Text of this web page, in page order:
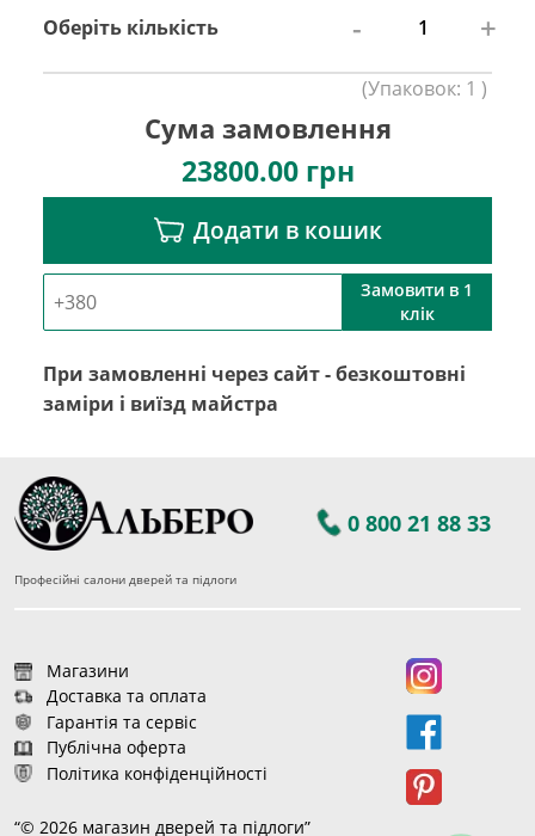
Оберіть кількість - +
(Упаковок: 1 )
Сума замовлення
23800.00грн
Додати в кошик
Замовити в 1
клік
При замовленні через сайт - безкоштовні
заміри і виїзд майстра
0 800 21 88 33
Професійні салони дверей та підлоги
Магазини
Доставка та оплата
Гарантія та сервіс
Публічна оферта
Політика конфіденційності
“© 2026 магазин дверей та підлоги”